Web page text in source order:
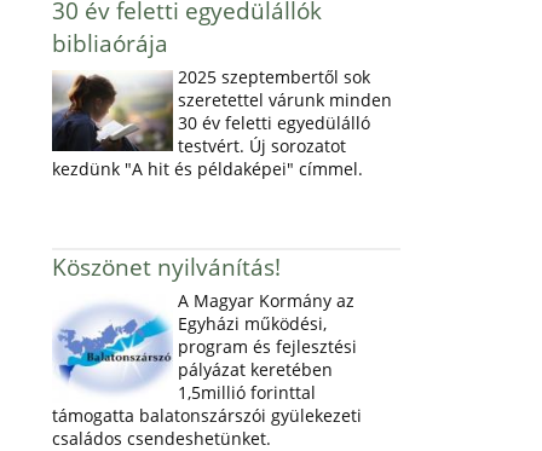
30 év feletti egyedülállók
bibliaórája
2025 szeptembertől sok
szeretettel várunk minden
30 év feletti egyedülálló
testvért. Új sorozatot
kezdünk "A hit és példaképei" címmel.
Köszönet nyilvánítás!
A Magyar Kormány az
Egyházi működési,
program és fejlesztési
pályázat keretében
1,5millió forinttal
támogatta balatonszárszói gyülekezeti
családos csendeshetünket.